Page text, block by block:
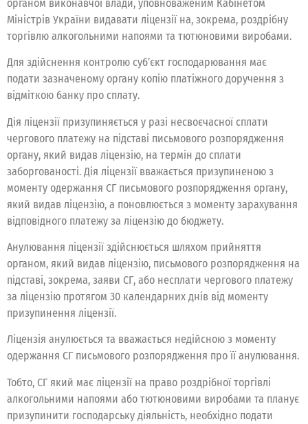
органом виконавчої влади, уповноваженим Кабінетом
Міністрів України видавати ліцензії на, зокрема, роздрібну
торгівлю алкогольними напоями та тютюновими виробами.
Для здійснення контролю суб’єкт господарювання має
подати зазначеному органу копію платіжного доручення з
відміткою банку про сплату.
Дія ліцензії призупиняється у разі несвоєчасної сплати
чергового платежу на підставі письмового розпорядження
органу, який видав ліцензію, на термін до сплати
заборгованості. Дія ліцензії вважається призупиненою з
моменту одержання СГ письмового розпорядження органу,
який видав ліцензію, а поновлюється з моменту зарахування
відповідного платежу за ліцензію до бюджету.
Анулювання ліцензії здійснюється шляхом прийняття
органом, який видав ліцензію, письмового розпорядження на
підставі, зокрема, заяви СГ, або несплати чергового платежу
за ліцензію протягом 30 календарних днів від моменту
призупинення ліцензії.
Ліцензія анулюється та вважається недійсною з моменту
одержання СГ письмового розпорядження про її анулювання.
Тобто, СГ який має ліцензії на право роздрібної торгівлі
алкогольними напоями або тютюновими виробами та планує
призупинити господарську діяльність, необхідно подати